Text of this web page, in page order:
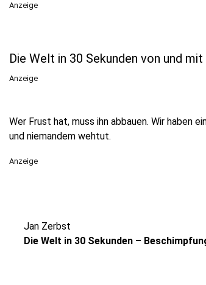
Anzeige
Die Welt in 30 Sekunden von und
Anzeige
Wer Frust hat, muss ihn abbauen. Wir haben
und niemandem wehtut.
Anzeige
Jan Zerbst
Die Welt in 30 Sekunden –